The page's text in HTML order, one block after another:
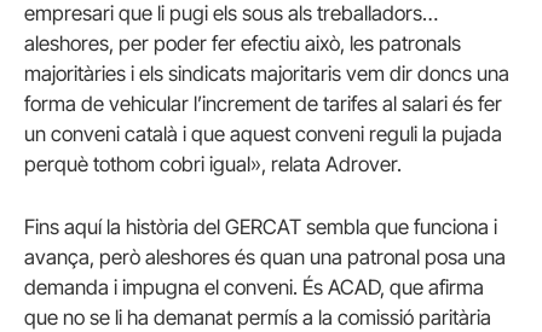
empresari que li pugi els sous als treballadors…
aleshores, per poder fer efectiu això, les patronals
majoritàries i els sindicats majoritaris vem dir doncs una
forma de vehicular l’increment de tarifes al salari és fer
un conveni català i que aquest conveni reguli la pujada
perquè tothom cobri igual», relata Adrover.
Fins aquí la història del GERCAT sembla que funciona i
avança, però aleshores és quan una patronal posa una
demanda i impugna el conveni. És ACAD, que afirma
que no se li ha demanat permís a la comissió paritària